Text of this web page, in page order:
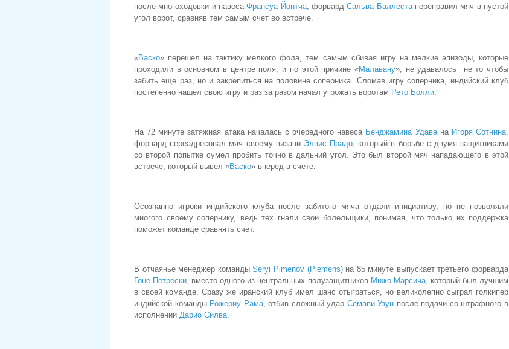
после многоходовки и навесаФрансуа Йонтча, форвардСальва Баллестапереправил мяч в пустой
угол ворот, сравняв тем самым счет во встрече.
«Васко» перешел на тактику мелкого фола, тем самым сбивая игру на мелкие эпизоды, которые
проходили в основном в центре поля, и по этой причине «Малавану», не удавалось не то чтобы
забить еще раз, но и закрепиться на половине соперника. Сломав игру соперника, индийский клуб
постепенно нашел свою игру и раз за разом начал угрожать воротам Рето Болли
На 72 минуте затяжная атака началась с очередного навеса Бенджамина Удавана Игоря Сотнина
форвард переадресовал мяч своему визави Элвис Прадо , который в борьбе с двумя защитниками
со второй попытке сумел пробить точно в дальний угол. Это был второй мяч нападающего в этой
встрече, который вывел «Васко» вперед в счете.
Осознанно игроки индийского клуба после забитого мяча отдали инициативу, но не позволяли
многого своему сопернику, ведь тех гнали свои болельщики, понимая, что только их поддержка
поможет команде сравнять счет.
В отчаянье менеджер командыSeryi Pimenov (Piemens)на 85 минуте выпускает третьего форварда
Гоце Петрески , вместо одного из центральных полузащитников Мижо Марсича, который был лучшим
в своей команде. Сразу же иранский клуб имел шанс отыграться, но великолепно сыграл голкипер
индийской команды Рожериу Рама, отбив сложный удар Семави Узун после подачи со штрафного в
исполнении Дарио Силва.